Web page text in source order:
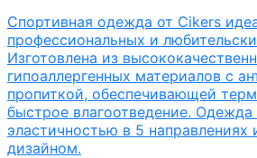
Спортивная одежда от Cikers
профессиональных и
Изготовлена из
гипоаллергенных материалов с
пропиткой, обеспечивающей
быстрое влагоотведение. Одежда
эластичностью в 5 направлениях
дизайном.